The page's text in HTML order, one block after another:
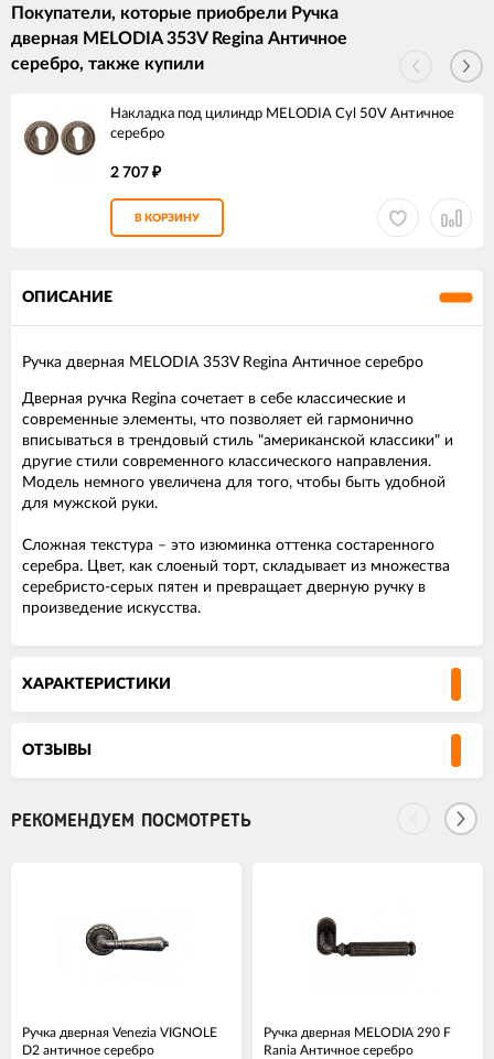
Покупатели, которые приобрели Ручка
дверная MELODIA 353V Regina Античное
серебро, также купили
Накладка под цилиндр MELODIA Cyl 50V Античное
серебро
2 707 ₽
В КОРЗИНУ
ОПИСАНИЕ
Ручка дверная MELODIA 353V Regina Античное серебро
Дверная ручка Regina сочетает в себе классические и
современные элементы, что позволяет ей гармонично
вписываться в трендовый стиль "американской классики" и
другие стили современного классического направления.
Модель немного увеличена для того, чтобы быть удобной
для мужской руки.
Сложная текстура – это изюминка оттенка состаренного
серебра. Цвет, как слоеный торт, складывает из множества
серебристо-серых пятен и превращает дверную ручку в
произведение искусства.
ХАРАКТЕРИСТИКИ
ОТЗЫВЫ
РЕКОМЕНДУЕМ ПОСМОТРЕТЬ
Ручка дверная Venezia VIGNOLE
D2 античное серебро
Ручка дверная MELODIA 290 F
Rania Античное серебро